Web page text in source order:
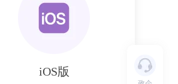
iOS版